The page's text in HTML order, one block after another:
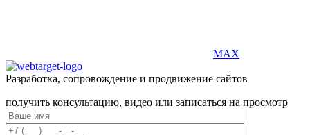
MAX
Разработка, сопровождение и продвижение сайтов
получить консультацию, видео или записаться на просмотр